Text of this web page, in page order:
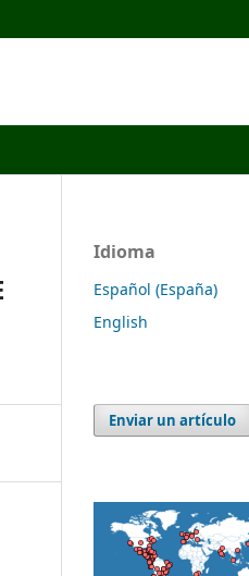
Idioma
Español (España)
English
Enviar un artículo